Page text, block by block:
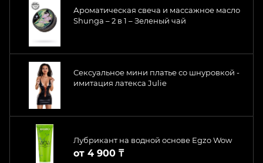
Ароматическая свеча и массажное масло
Shunga – 2 в 1 – Зеленый чай
Сексуальное мини платье со шнуровкой -
имитация латекса Julie
Лубрикант на водной основе Egzo Wow
от 4 900 ₸